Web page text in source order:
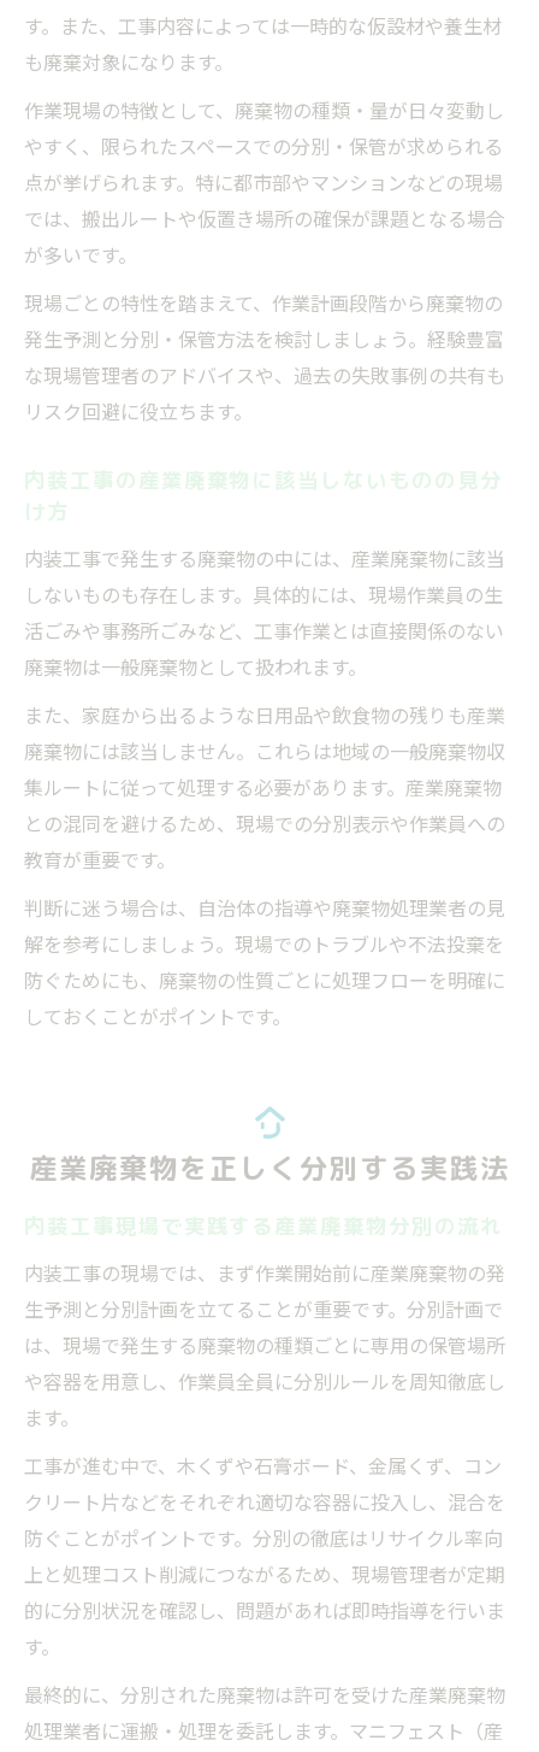
す。また、工事内容によっては一時的な仮設材や養生材
も廃棄対象になります。
作業現場の特徴として、廃棄物の種類・量が日々変動し
やすく、限られたスペースでの分別・保管が求められる
点が挙げられます。特に都市部やマンションなどの現場
では、搬出ルートや仮置き場所の確保が課題となる場合
が多いです。
現場ごとの特性を踏まえて、作業計画段階から廃棄物の
発生予測と分別・保管方法を検討しましょう。経験豊富
な現場管理者のアドバイスや、過去の失敗事例の共有も
リスク回避に役立ちます。
内装工事の産業廃棄物に該当しないものの見分
け方
内装工事で発生する廃棄物の中には、産業廃棄物に該当
しないものも存在します。具体的には、現場作業員の生
活ごみや事務所ごみなど、工事作業とは直接関係のない
廃棄物は一般廃棄物として扱われます。
また、家庭から出るような日用品や飲食物の残りも産業
廃棄物には該当しません。これらは地域の一般廃棄物収
集ルートに従って処理する必要があります。産業廃棄物
との混同を避けるため、現場での分別表示や作業員への
教育が重要です。
判断に迷う場合は、自治体の指導や廃棄物処理業者の見
解を参考にしましょう。現場でのトラブルや不法投棄を
防ぐためにも、廃棄物の性質ごとに処理フローを明確に
しておくことがポイントです。
産業廃棄物を正しく分別する実践法
内装工事現場で実践する産業廃棄物分別の流れ
内装工事の現場では、まず作業開始前に産業廃棄物の発
生予測と分別計画を立てることが重要です。分別計画で
は、現場で発生する廃棄物の種類ごとに専用の保管場所
や容器を用意し、作業員全員に分別ルールを周知徹底し
ます。
工事が進む中で、木くずや石膏ボード、金属くず、コン
クリート片などをそれぞれ適切な容器に投入し、混合を
防ぐことがポイントです。分別の徹底はリサイクル率向
上と処理コスト削減につながるため、現場管理者が定期
的に分別状況を確認し、問題があれば即時指導を行いま
す。
最終的に、分別された廃棄物は許可を受けた産業廃棄物
処理業者に運搬・処理を委託します。マニフェスト（産